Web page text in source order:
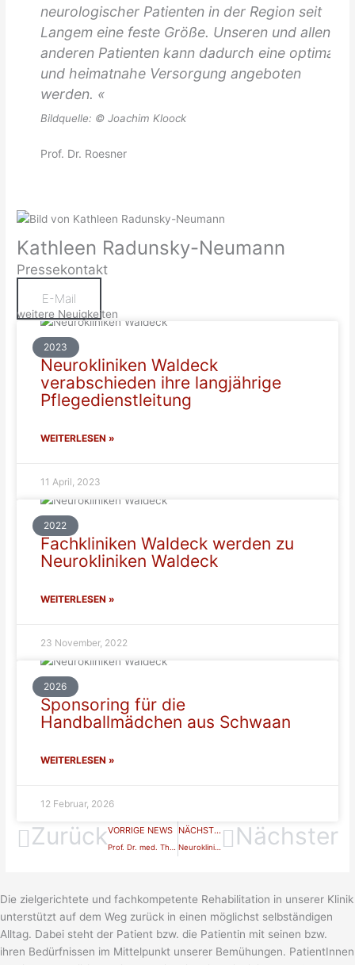
neurologischer Patienten in der Region seit
Langem eine feste Größe. Unseren und allen
anderen Patienten kann dadurch eine optimale
und heimatnahe Versorgung angeboten
werden. «
Bildquelle: © Joachim Kloock
Prof. Dr. Roesner
Kathleen Radunsky-Neumann
Pressekontakt
E-Mail
weitere Neuigkeiten
2023
Neurokliniken Waldeck
verabschieden ihre langjährige
Pflegedienstleitung
WEITERLESEN »
11 April, 2023
2022
Fachkliniken Waldeck werden zu
Neurokliniken Waldeck
WEITERLESEN »
23 November, 2022
2026
Sponsoring für die
Handballmädchen aus Schwaan
WEITERLESEN »
12 Februar, 2026
ZurückVORRIGE NEWS NÄCHSTE NEWS
Neurokliniken Waldeck startet Beatmungsentwöhnung Nächster
Die zielgerichtete und fachkompetente Rehabilitation in unserer Klinik
unterstützt auf dem Weg zurück in einen möglichst selbständigen
Alltag. Dabei steht der Patient bzw. die Patientin mit seinen bzw.
ihren Bedürfnissen im Mittelpunkt unserer Bemühungen. PatientInnen